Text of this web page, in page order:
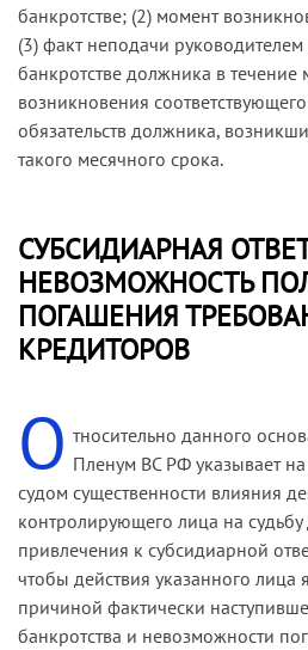
Указанные доводы
апелляционной инстанций
а обстоятельства,
направленных на
завода, — без
не выяснили, являлся ли
привели к возникновению
ее развитию и переходу в
банкротства (критический
должник стал неспособен
удовлетворить требования
банкротстве; (2) момент
(3) факт неподачи руководителем
банкротстве должника в течение
возникновения
обязательств должника,
такого месячного срока.
СУБСИДИАРНАЯ
НЕВОЗМОЖНОСТЬ
ПОГАШЕНИЯ
КРЕДИТОРОВ
О тносительно данного
Пленум ВС РФ указывает
судом существенности влияния
контролирующего лица на
привлечения к субсидиарной
чтобы действия указанного лица
причиной фактически
банкротства и невозможности